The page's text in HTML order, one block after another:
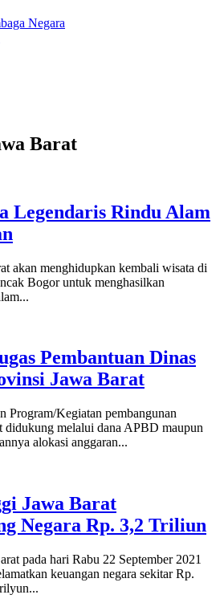
Negara
Barat
Legendaris Rindu Alam
akan menghidupkan kembali wisata di
Bogor untuk menghasilkan
Pembantuan Dinas
Jawa Barat
Program/Kegiatan pembangunan
didukung melalui dana APBD maupun
alokasi anggaran...
Jawa Barat
Negara Rp. 3,2 Triliun
pada hari Rabu 22 September 2021
keuangan negara sekitar Rp.